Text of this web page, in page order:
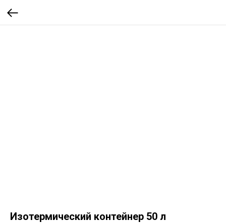
Изотермический контейнер 50 л